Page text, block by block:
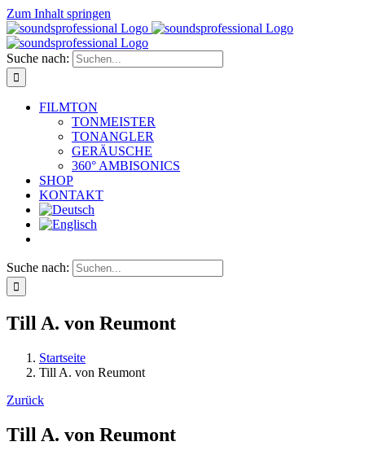
Zum Inhalt springen
Suche nach:
FILMTON
TONMEISTER
TONANGLER
GERÄUSCHE
360° AMBISONICS
SHOP
KONTAKT
Suche nach:
Till A. von Reumont
Startseite
Till A. von Reumont
Zurück
Till A. von Reumont